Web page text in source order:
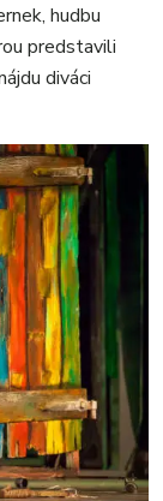
hudbu
predstavili
diváci